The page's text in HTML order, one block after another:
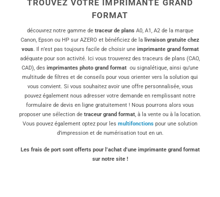
TROUVEZ VOTRE IMPRIMANTE GRAND
FORMAT
découvrez notre gamme de traceur de plansA0, A1, A2 de la marque
Canon, Epson ou HP sur AZERO et bénéficiez de la livraison gratuite chez
vous. Il n’est pas toujours facile de choisir une imprimante grand format
adéquate pour son activité. Ici vous trouverez des traceurs de plans (CAO,
CAD), des imprimantes photo grand format ou signalétique, ainsi qu’une
multitude de filtres et de conseils pour vous orienter vers la solution qui
vous convient. Si vous souhaitez avoir une offre personnalisée, vous
pouvez également nous adresser votre demande en remplissant notre
formulaire de devis en ligne gratuitement ! Nous pourrons alors vous
proposer une sélection de traceur grand format, à la vente ou à la location.
Vous pouvez également optez pour les multifonctions pour une solution
d’impression et de numérisation tout en un.
Les frais de port sont offerts pour l’achat d’une imprimante grand format
sur notre site !